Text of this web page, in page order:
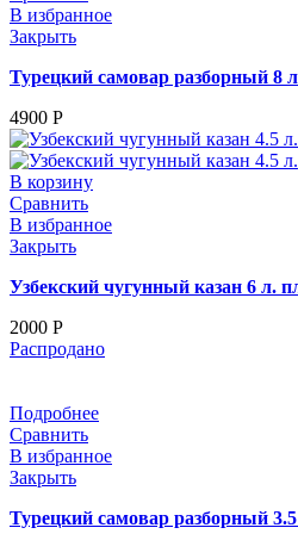
В избранное
Закрыть
Турецкий самовар разборный 8
4900 Р
В корзину
Сравнить
В избранное
Закрыть
Узбекский чугунный казан 6 л.
2000 Р
Распродано
Подробнее
Сравнить
В избранное
Закрыть
Турецкий самовар разборный